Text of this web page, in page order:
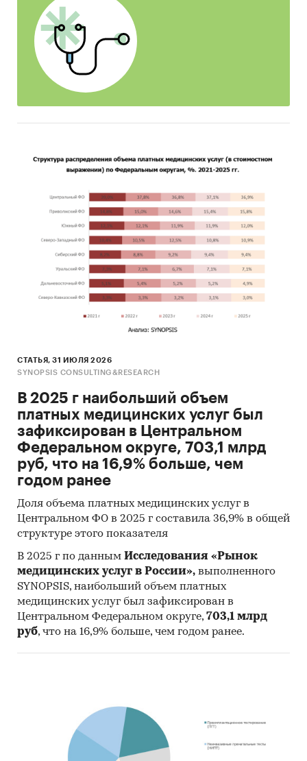
одной медицинской сети. Отдельно приведены
подробные профили пяти ведущих операторов
отрасли. В рейтингах и профилях учтены все
юридические лица, информация по которым
содержится в базах Федеральной службы
государственной статистики.
рынков, а также рынков крупных городов РФ.
послужили уникальные исследования
BusinesStat:
Выборочная перепись медицинских
учреждений
Аудит цен и объемов продаж медицинских
услуг
использована информация профильных
организаций:
Федеральная служба государственной
статистики РФ (Росстат)
Министерство здравоохранения и
социального развития РФ
Центральный банк РФ
Министерство экономического развития РФ
Министерство финансов РФ
Институт социально-экономических
проблем народонаселения РАН
Всероссийский центр изучения
общественного мнения
Фонд «Российское здравоохранение»
Категории: Потребительские услуги / Частная
медицина
Приволжский федеральный округ
/
СТАТЬЯ, 31 ИЮЛЯ 2026
SYNOPSIS CONSULTING&RESEARCH
В 2025 г наибольший объем
платных медицинских услуг был
зафиксирован в Центральном
Федеральном округе, 703,1 млрд
руб, что на 16,9% больше, чем
годом ранее
Доля объема платных медицинских услуг в
Центральном ФО в 2025 г составила 36,9% в общей
структуре этого показателя
В 2025 г по данным Исследования «Рынок
медицинских услуг в России», выполненного
SYNOPSIS, наибольший объем платных
медицинских услуг был зафиксирован в
Центральном Федеральном округе, 703,1 млрд
руб, что на 16,9% больше, чем годом ранее.